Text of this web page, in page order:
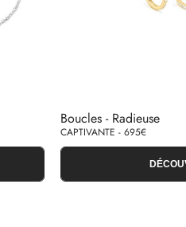
Boucles - Radieuse
CAPTIVANTE - 695€